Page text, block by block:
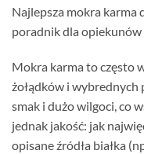
Najlepsza mokra karma
poradnik dla opiekunów
Mokra karma to często
żołądków i wybrednych
smak i dużo wilgoci, co
jednak jakość: jak
opisane źródła białka